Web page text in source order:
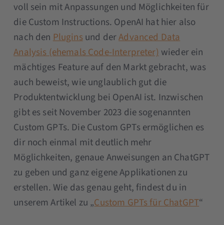
voll sein mit Anpassungen und Möglichkeiten für
die Custom Instructions. OpenAI hat hier also
nach den Pluginsund derAdvanced Data
Analysis (ehemals Code-Interpreter)wieder ein
mächtiges Feature auf den Markt gebracht, was
auch beweist, wie unglaublich gut die
Produktentwicklung bei OpenAI ist. Inzwischen
gibt es seit November 2023 die sogenannten
Custom GPTs. Die Custom GPTs ermöglichen es
dir noch einmal mit deutlich mehr
Möglichkeiten, genaue Anweisungen an ChatGPT
zu geben und ganz eigene Applikationen zu
erstellen. Wie das genau geht, findest du in
unserem Artikel zu „Custom GPTs für ChatGPT“